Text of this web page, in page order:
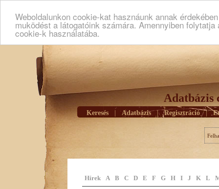
Weboldalunkon cookie-kat hasznáunk annak
muködést a látogatóink számára. Amennyiben
cookie-k használatába.
Adatbázis
Keresés Adatbázis | Regisztráció |
Hírek A B C D E F G H I J K L